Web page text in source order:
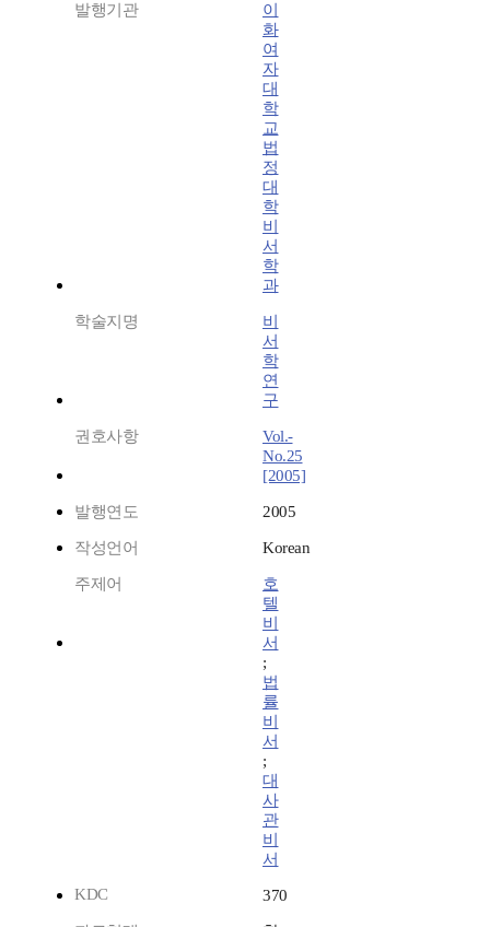
발행기관
이
화
여
자
대
학
교
법
정
대
학
비
서
학
과
학술지명
비
서
학
연
구
권호사항
Vol.-
No.25
[2005]
발행연도 2005
작성언어 Korean
주제어
호
텔
비
서
;
법
률
비
서
;
대
사
관
비
서
KDC
370